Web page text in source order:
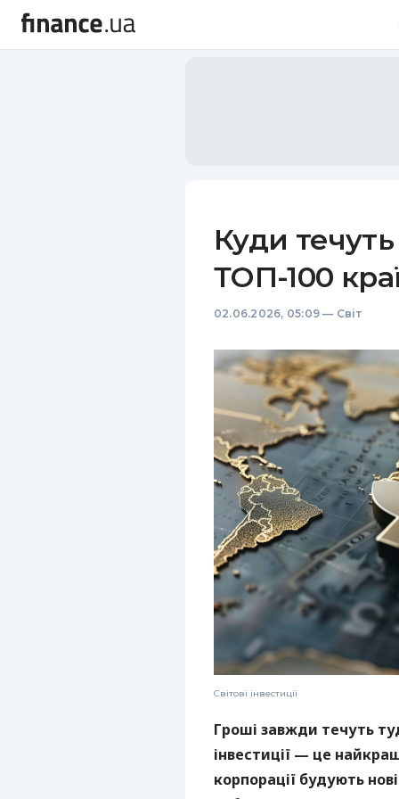
Куди
ТОП-100
02.06.2026, 05:09 — Світ
Світові інвестиції
Гроші завжди течуть
інвестиції — це
корпорації будують